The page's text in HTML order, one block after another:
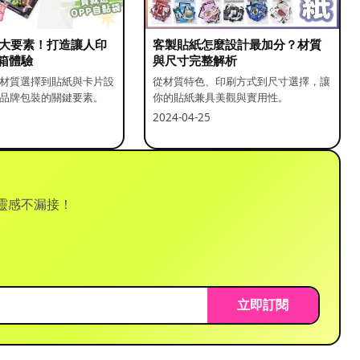
要素！打造讓人印
體驗
質選擇到貼紙與卡片設
牌包裝的關鍵要素。
客製貼紙怎麼設計最加分？材質
與尺寸完整解析
從材質特色、印刷方式到尺寸選擇，讓
你的貼紙兼具美觀與實用性。
2024-04-25
不漏接！
立即訂閱